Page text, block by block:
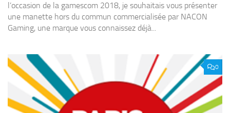
l’occasion de la gamescom 2018, je souhaitais vous présenter
une manette hors du commun commercialisée par NACON
Gaming, une marque vous connaissez déjà...
0